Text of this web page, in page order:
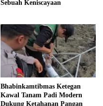
Sebuah Keniscayaan
Bhabinkamtibmas Ketegan
Kawal Tanam Padi Modern
Dukung Ketahanan Pangan